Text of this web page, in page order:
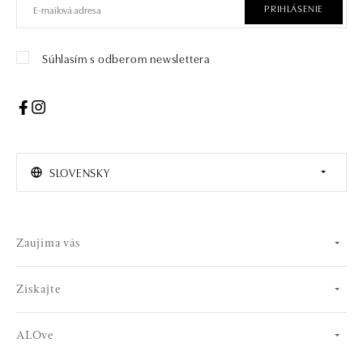
PRIHLÁSENIE
Súhlasím s odberom newslettera
SLOVENSKY
Zaujíma vás
Získajte
ALOve